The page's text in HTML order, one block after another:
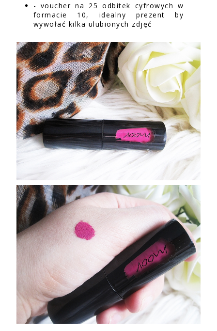
- voucher na 25 odbitek cyfrowych w
formacie 10, idealny prezent by
wywołać kilka ulubionych zdjęć